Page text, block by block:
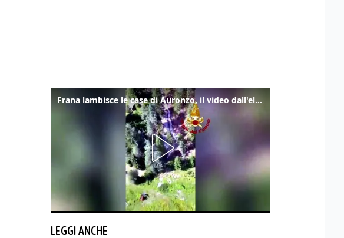
Frana lambisce le case di Auronzo, il video dall'elicottero dei vigili del fuoco
LEGGI ANCHE